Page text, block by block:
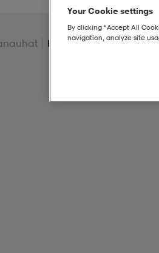
Reusch Mica
Your Cookie settings
By clicking “Accept All
navigation, analyze site